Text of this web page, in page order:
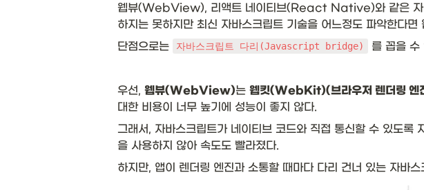
웹뷰(WebView), 리액트 네이티브(React Native)와 같은 자바
하지는 못하지만 최신 자바스크립트 기술을 어느정도 파악한다
단점으로는
자바스크립트 다리(Javascript bridge) 를 꼽을 수
우선, 웹뷰(WebView)는 웹킷(WebKit)(브라우저 렌더링 엔
대한 비용이 너무 높기에 성능이 좋지 않다.
그래서, 자바스크립트가 네이티브 코드와 직접 통신할 수 있도
을 사용하지 않아 속도도 빨라졌다.
하지만, 앱이 렌더링 엔진과 소통할 때마다 다리 건너 있는 자바